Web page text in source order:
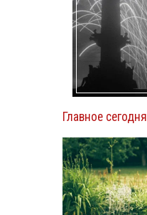
Главное сегодня